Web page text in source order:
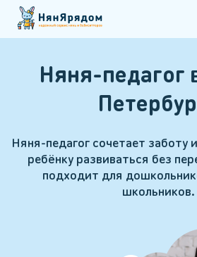
Няня-педагог
Няня-педагог сочетает заботу
ребёнку развиваться без
подходит для
школьников.